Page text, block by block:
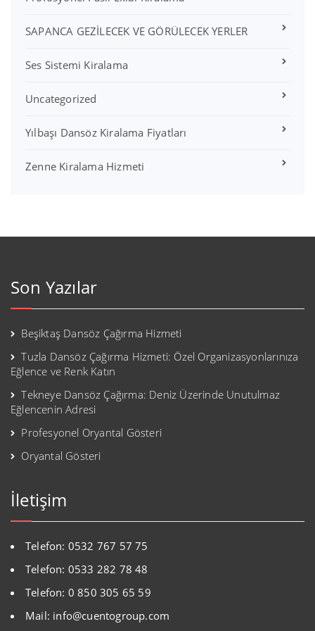
SAPANCA GEZİLECEK VE GÖRÜLECEK YERLER
Ses Sistemi Kiralama
Uncategorized
Yılbaşı Dansöz Kiralama Fiyatları
Zenne Kiralama Hizmeti
Son Yazılar
Beşiktaş Dansöz Çağırma Hizmeti
Tuzla Dansöz Çağırma Hizmeti: Özel Organizasyonlarınıza
Eğlence ve Renk Katın
Tekneye Dansöz Çağırma: Deniz Üzerinde Unutulmaz
Eğlencenin Adresi
Profesyonel Oryantal Gösteri
Oryantal Gösteri
İletişim
Telefon: 0532 767 57 75
Telefon: 0533 282 78 48
Telefon: 0 850 305 65 59
Mail: info@cuentogroup.com